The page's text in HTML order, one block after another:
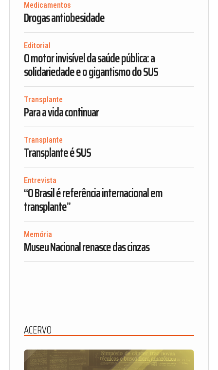
Medicamentos
Drogas antiobesidade
Editorial
O motor invisível da saúde pública: a
solidariedade e o gigantismo do SUS
Transplante
Para a vida continuar
Transplante
Transplante é SUS
Entrevista
“O Brasil é referência internacional em
transplante”
Memória
Museu Nacional renasce das cinzas
ACERVO